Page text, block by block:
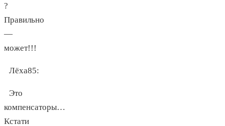
?
Правильно
—
может!!!
Лёха85:
Это
компенсаторы…
Кстати